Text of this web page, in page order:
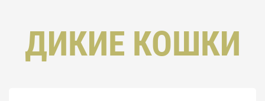
ДИКИЕ КОШКИ